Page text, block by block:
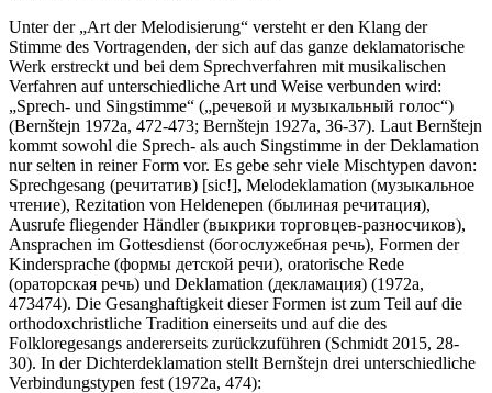
Unter der „Art der Melodisierung“ versteht er den Klang der
Stimme des Vortragenden, der sich auf das ganze deklamatorische
Werk erstreckt und bei dem Sprechverfahren mit musikalischen
Verfahren auf unterschiedliche Art und Weise verbunden wird:
„Sprech- und Singstimme“ („речевой и музыкальный голос“)
(Bernštejn 1972a, 472-473; Bernštejn 1927a, 36-37). Laut Bernštejn
kommt sowohl die Sprech- als auch Singstimme in der Deklamation
nur selten in reiner Form vor. Es gebe sehr viele Mischtypen davon:
Sprechgesang (речитатив) [sic!], Melodeklamation (музыкальное
чтение), Rezitation von Heldenepen (былиная речитация),
Ausrufe fliegender Händler (выкрики торговцев-разносчиков),
Ansprachen im Gottesdienst (богослужебная речь), Formen der
Kindersprache (формы детской речи), oratorische Rede
(ораторская речь) und Deklamation (декламация) (1972a,
473474). Die Gesanghaftigkeit dieser Formen ist zum Teil auf die
orthodoxchristliche Tradition einerseits und auf die des
Folkloregesangs andererseits zurückzuführen (Schmidt 2015, 28-
30). In der Dichterdeklamation stellt Bernštejn drei unterschiedliche
Verbindungstypen fest (1972a, 474):